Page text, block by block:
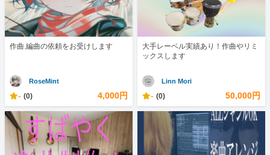
作曲.編曲の依頼をお受けします
RoseMint
- (0) 4,000円
大手レーベル実績あり！作曲やリミ
ックスします
Linn Mori
- (0) 50,000円